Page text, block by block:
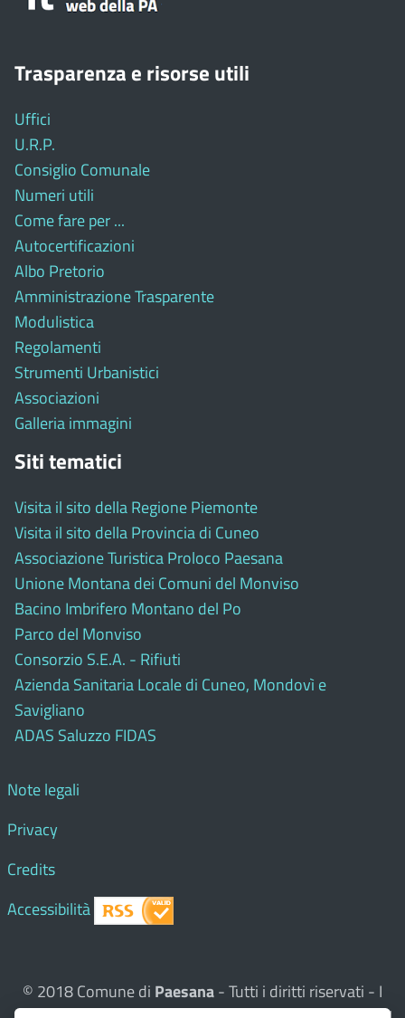
Trasparenza e risorse utili
Uffici
U.R.P.
Consiglio Comunale
Numeri utili
Come fare per ...
Autocertificazioni
Albo Pretorio
Amministrazione Trasparente
Modulistica
Regolamenti
Strumenti Urbanistici
Associazioni
Galleria immagini
Siti tematici
Visita il sito della Regione Piemonte
Visita il sito della Provincia di Cuneo
Associazione Turistica Proloco Paesana
Unione Montana dei Comuni del Monviso
Bacino Imbrifero Montano del Po
Parco del Monviso
Consorzio S.E.A. - Rifiuti
Azienda Sanitaria Locale di Cuneo, Mondovì e
Savigliano
ADAS Saluzzo FIDAS
Note legali
Privacy
Credits
Accessibilità
© 2018 Comune di Paesana- Tutti i diritti riservati - I